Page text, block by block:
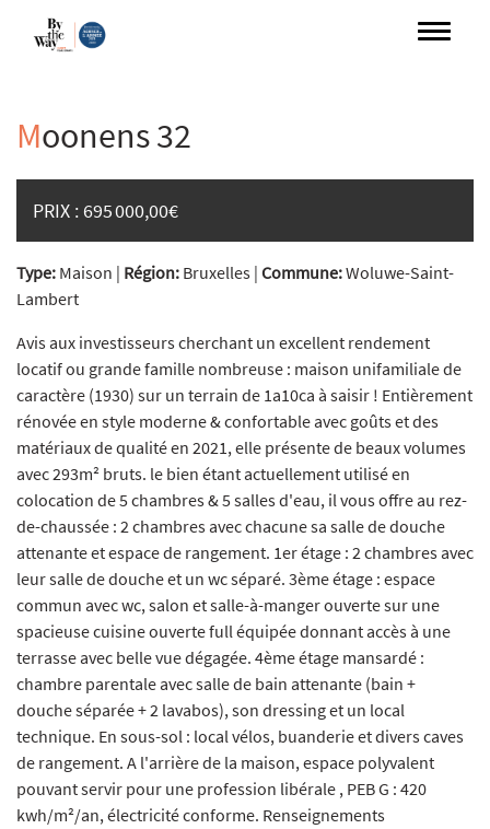
Moonens 32
PRIX : 695 000,00€
Type: Maison | Région: Bruxelles | Commune:Woluwe-Saint-
Lambert
Avis aux investisseurs cherchant un excellent rendement
locatif ou grande famille nombreuse : maison unifamiliale de
caractère (1930) sur un terrain de 1a10ca à saisir ! Entièrement
rénovée en style moderne & confortable avec goûts et des
matériaux de qualité en 2021, elle présente de beaux volumes
avec 293m² bruts. le bien étant actuellement utilisé en
colocation de 5 chambres & 5 salles d'eau, il vous offre au rez-
de-chaussée : 2 chambres avec chacune sa salle de douche
attenante et espace de rangement. 1er étage : 2 chambres avec
leur salle de douche et un wc séparé. 3ème étage : espace
commun avec wc, salon et salle-à-manger ouverte sur une
spacieuse cuisine ouverte full équipée donnant accès à une
terrasse avec belle vue dégagée. 4ème étage mansardé :
chambre parentale avec salle de bain attenante (bain +
douche séparée + 2 lavabos), son dressing et un local
technique. En sous-sol : local vélos, buanderie et divers caves
de rangement. A l'arrière de la maison, espace polyvalent
pouvant servir pour une profession libérale , PEB G : 420
kwh/m²/an, électricité conforme. Renseignements